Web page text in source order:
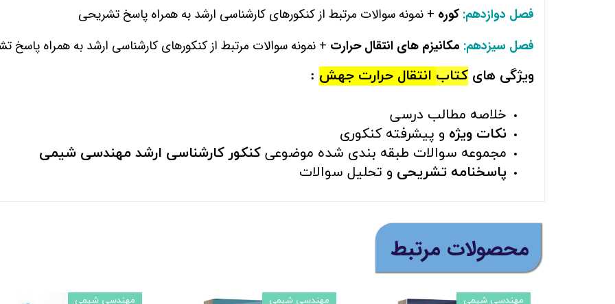
فصل دوازدهم: کوره + نمونه سوالات مرتبط از کنکورهای کارشناسی ارشد به همراه پاسخ تشریحی
فصل سیزدهم: مکانیزم های انتقال حرارت + نمونه سوالات مرتبط از کنکورهای کارشناسی ارشد به همراه پاسخ
ویژگی های کتاب انتقال حرارت جهش :
خلاصه مطالب درسی
نکات ویژه و پیشرفته کنکوری
مجموعه سوالات طبقه بندی شده موضوعی کنکور کارشناسی ارشد مهندسی شیمی
پاسخنامه تشریحی و تحلیل سوالات
​محصولات مرتبط
مهندسی شیمی
مهندسی شیمی
مهندسی شیمی